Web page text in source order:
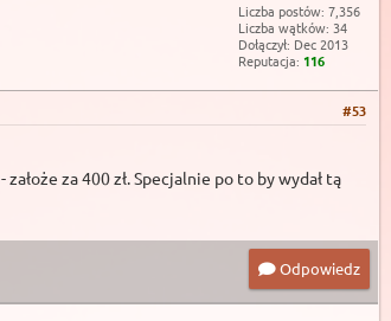
Liczba postów: 7,356
Liczba wątków: 34
Dołączył: Dec 2013
Reputacja: 116
#53
za 400 zł. Specjalnie po to by wydał tą
Odpowiedz